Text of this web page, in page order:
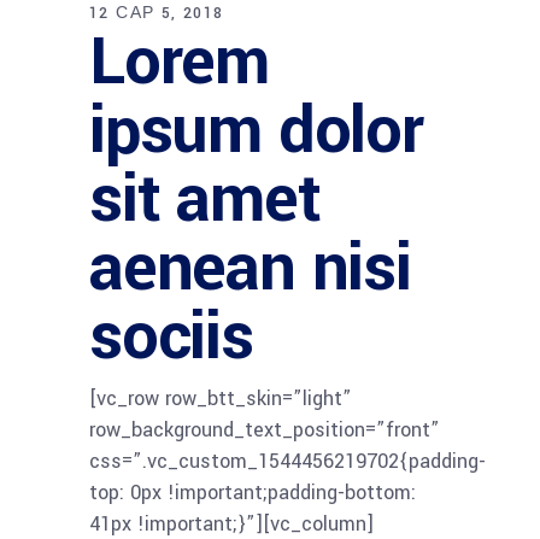
12 САР 5, 2018
Lorem
ipsum dolor
sit amet
aenean nisi
sociis
[vc_row row_btt_skin=”light”
row_background_text_position=”front”
css=”.vc_custom_1544456219702{padding-
top: 0px !important;padding-bottom:
41px !important;}”][vc_column]